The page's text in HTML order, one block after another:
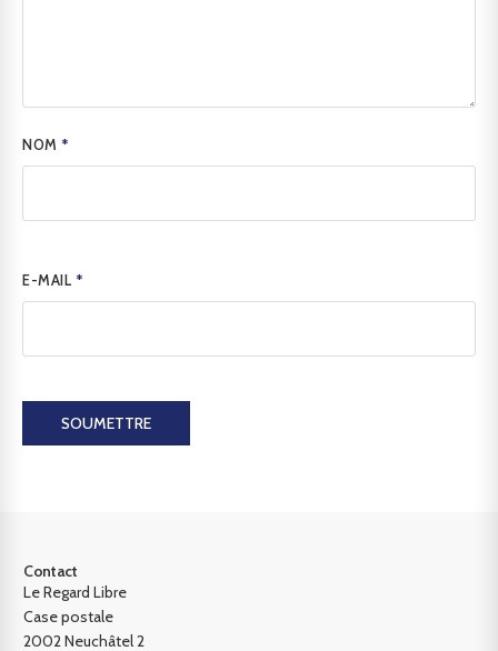
NOM*
E-MAIL *
SOUMETTRE
Contact
Le Regard Libre
Case postale
2002 Neuchâtel 2